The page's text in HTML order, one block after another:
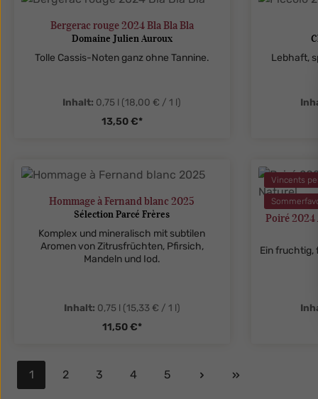
Bergerac rouge 2024 Bla Bla Bla
Domaine Julien Auroux
Tolle Cassis-Noten ganz ohne Tannine.
Inhalt: 0,75 l (18,00 € / 1 l)
13,50 €*
Lebhaft,
Hommage à Fernand blanc 2025
Sélection Parcé Frères
Komplex und mineralisch mit subtilen
Aromen von Zitrusfrüchten, Pfirsich,
Mandeln und Iod.
Inhalt: 0,75 l (15,33 € / 1 l)
11,50 €*
Vincents
Poiré 2024
Ein fruchtig,
Seite
1
Seite
2
Seite
3
Seite
4
Seite
5